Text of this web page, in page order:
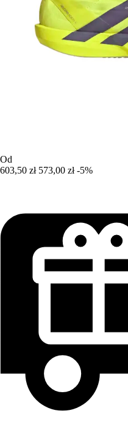
Od
603,50 zł 573,00 zł -5%